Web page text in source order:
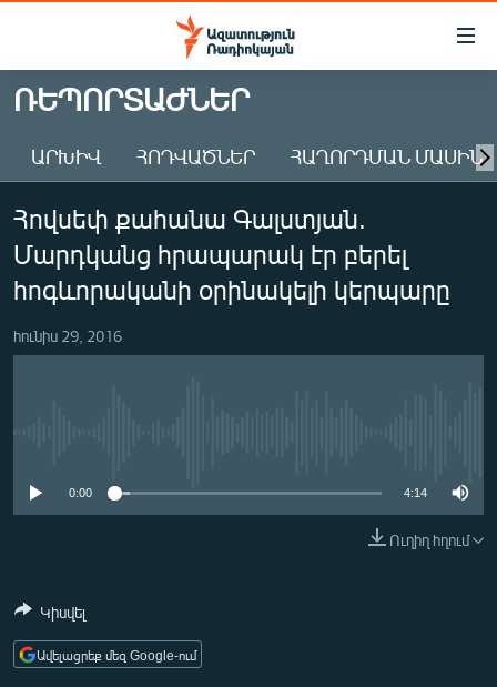
Մատչելիության
Անցնել
հիմնական
Անցնել
հիմնական
մենյուին
Որոնում
ԱԶԱՏՈՒԹՅՈՒՆ TV
ՀԱՅԱՍՏԱՆ
ԸՆՏՐՈՒԹՅՈՒՆՆԵՐ 2026
ԻՐԱՎՈՒՆՔ
ՏՆՏԵՍՈՒԹՅՈՒՆ
ՄԻՋԱԶԳԱՅԻՆ
ՄԵԿՆԱԲԱՆՈՒԹՅՈՒՆ
ՏՏ ԵՒ ԻՆՏԵՐՆԵՏ
ՌԵՊՈՐՏԱԺՆԵՐ
ԱՐԽԻՎ ՀՈԴՎԱԾՆԵՐ ՀԱՂՈՐԴՄԱՆ ՄԱՍԻՆ
Հովսեփ քահանա Գալստյան.
Մարդկանց հրապարակ էր բերել
հոգևորականի օրինակելի կերպարը
հունիս 29, 2016
0:00 4:14
Ուղիղ հղում
Կիսվել
Ավելացրեք մեզ Google-ում